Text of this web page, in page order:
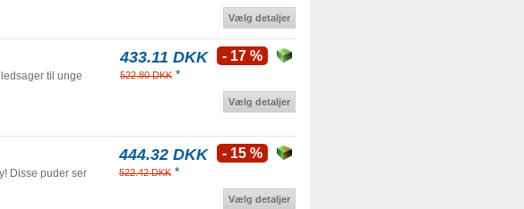
Vælg detaljer
til unge
433.11 DKK
522.80 DKK *
- 17 %
Vælg detaljer
Disse puder ser
444.32 DKK
522.42 DKK *
- 15 %
Vælg detaljer